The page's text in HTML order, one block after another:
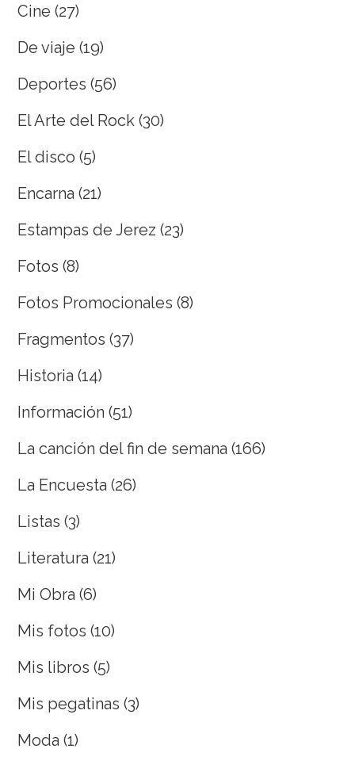
Cine (27)
De viaje (19)
Deportes (56)
El Arte del Rock (30)
El disco (5)
Encarna (21)
Estampas de Jerez (23)
Fotos (8)
Fotos Promocionales (8)
Fragmentos (37)
Historia (14)
Información (51)
La canción del fin de semana (166)
La Encuesta (26)
Listas (3)
Literatura (21)
Mi Obra (6)
Mis fotos (10)
Mis libros (5)
Mis pegatinas (3)
Moda (1)